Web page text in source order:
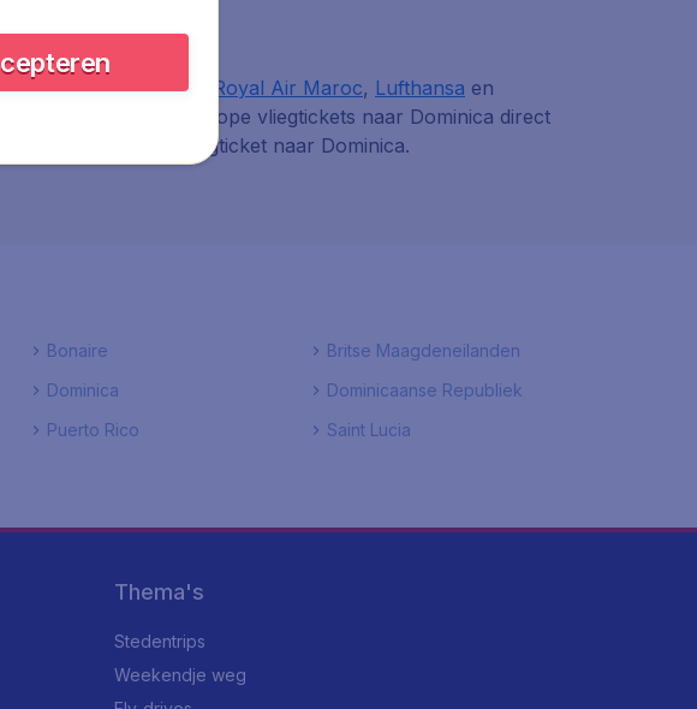
KLM,Turkish Airlines Royal Air Maroc, Lufthansa en
.. Zo krijg je alle goedkope vliegtickets naar Dominica direct
voor een vliegticket naar Dominica.
Bonaire
Britse Maagdeneilanden
Dominica
Dominicaanse Republiek
Puerto Rico
Saint Lucia
Thema's
Stedentrips
Weekendje weg